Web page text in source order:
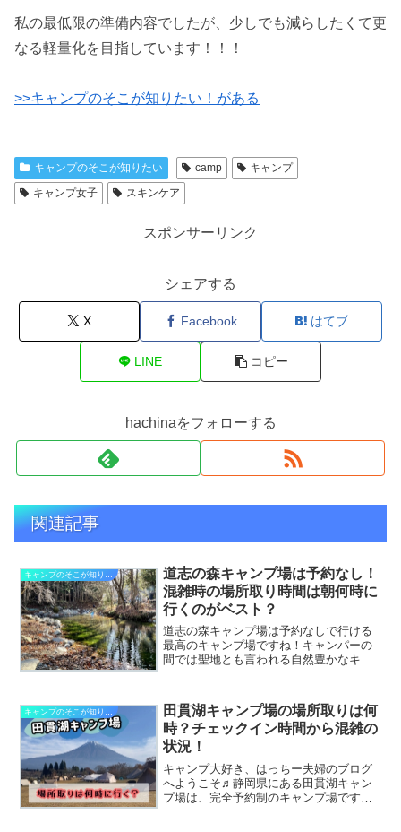
私の最低限の準備内容でしたが、少しでも減らしたくて更
なる軽量化を目指しています！！！
>>キャンプのそこが知りたい！がある
キャンプのそこが知りたい camp
キャンプ
キャンプ女子
スキンケア
スポンサーリンク
シェアする
X Facebook はてブ
LINE コピー
hachinaをフォローする
関連記事
道志の森キャンプ場は予約なし！
混雑時の場所取り時間は朝何時に
行くのがベスト？
道志の森キャンプ場は予約なしで行ける
最高のキャンプ場ですね！キャンパーの
間では聖地とも言われる自然豊かなキャ
るキャンプシーズンは何時に行くのがい
いのでしょう？混雑の中で上手く場所取
りできる時間を徹底分析しました。
キャンプのそこが知りたい
田貫湖キャンプ場の場所取りは何
時？チェックイン時間から混雑の
状況！
キャンプ大好き、はっちー夫婦のブログ
へようこそ♬静岡県にある田貫湖キャン
プ場は、完全予約制のキャンプ場です